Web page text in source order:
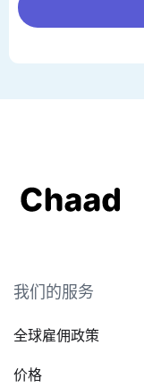
我们的服务
全球雇佣政策
价格